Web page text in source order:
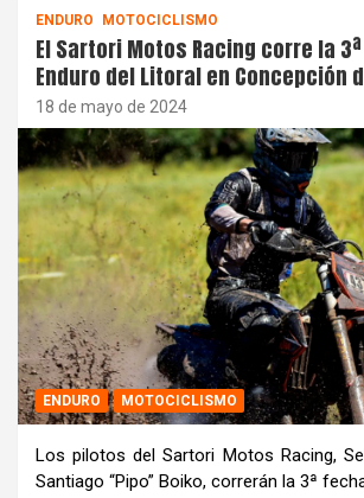
ENDURO MOTOCICLISMO
El Sartori Motos Racing corre la
Enduro del Litoral en Concepción
18 de mayo de 2024
ENDURO MOTOCICLISMO
Los pilotos del Sartori Motos Racing,
Santiago “Pipo” Boiko, correrán la 3ª